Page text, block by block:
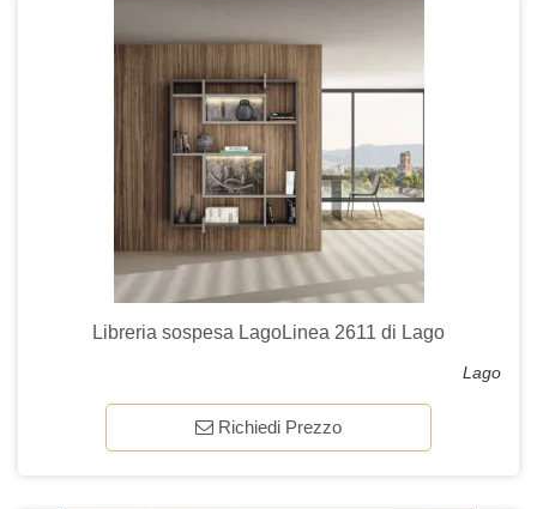
Libreria sospesa LagoLinea 2611 di Lago
Lago
Richiedi Prezzo